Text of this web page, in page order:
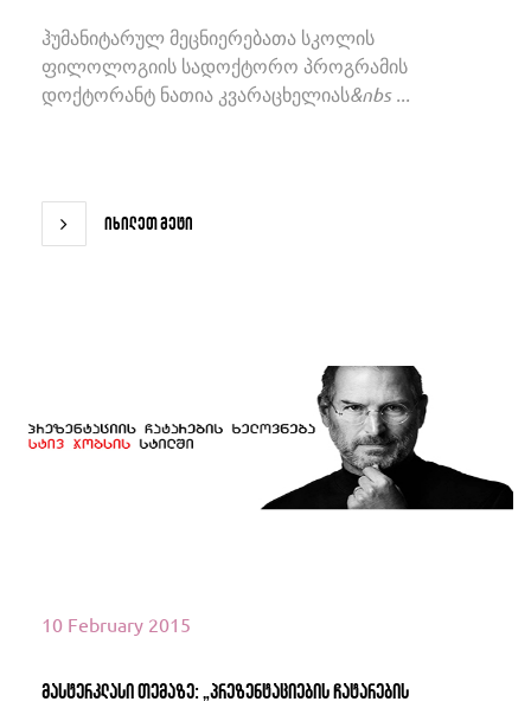
ჰუმანიტარულ მეცნიერებათა სკოლის
ფილოლოგიის სადოქტორო პროგრამის
დოქტორანტ ნათია კვარაცხელიას&nbs ...
იხილეთ მეტი
10 February 2015
მასტერკლასი თემაზე: „პრეზენტაციების ჩატარების